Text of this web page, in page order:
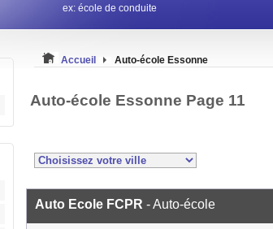
ex: école de conduite
Accueil Auto-école Essonne
Auto-école Essonne Page 11
Auto Ecole FCPR - Auto-école